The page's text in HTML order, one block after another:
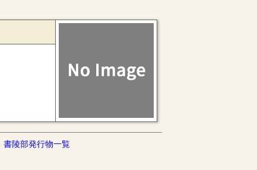
書陵部発行物一覧